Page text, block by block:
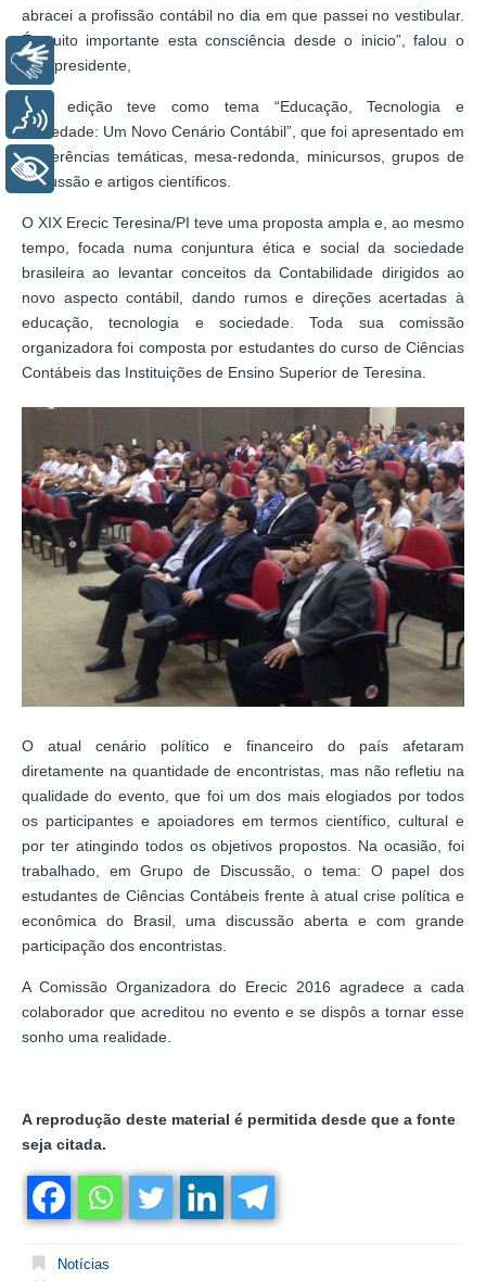
abracei a profissão contábil no dia em que passei no vestibular.
É muito importante esta consciência desde o inicio”, falou o
vice-presidente,
Esta edição teve como tema “Educação, Tecnologia e
Sociedade: Um Novo Cenário Contábil”, que foi apresentado em
conferências temáticas, mesa-redonda, minicursos, grupos de
discussão e artigos científicos.
O XIX Erecic Teresina/PI teve uma proposta ampla e, ao mesmo
tempo, focada numa conjuntura ética e social da sociedade
brasileira ao levantar conceitos da Contabilidade dirigidos ao
novo aspecto contábil, dando rumos e direções acertadas à
educação, tecnologia e sociedade. Toda sua comissão
organizadora foi composta por estudantes do curso de Ciências
Contábeis das Instituições de Ensino Superior de Teresina.
O atual cenário político e financeiro do país afetaram
diretamente na quantidade de encontristas, mas não refletiu na
qualidade do evento, que foi um dos mais elogiados por todos
os participantes e apoiadores em termos científico, cultural e
por ter atingindo todos os objetivos propostos. Na ocasião, foi
trabalhado, em Grupo de Discussão, o tema: O papel dos
estudantes de Ciências Contábeis frente à atual crise política e
econômica do Brasil, uma discussão aberta e com grande
participação dos encontristas.
A Comissão Organizadora do Erecic 2016 agradece a cada
colaborador que acreditou no evento e se dispôs a tornar esse
sonho uma realidade.
A reprodução deste material é permitida desde que a fonte
seja citada.
Notícias
Libras
Voz
+ Acessibilidade